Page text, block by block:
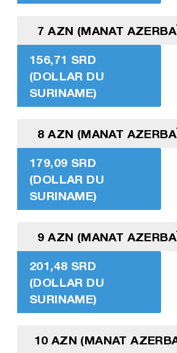
7 AZN (MANAT
156,71 SRD
(DOLLAR DU
SURINAME)
8 AZN (MANAT
179,09 SRD
(DOLLAR DU
SURINAME)
9 AZN (MANAT
201,48 SRD
(DOLLAR DU
SURINAME)
10 AZN (MANAT